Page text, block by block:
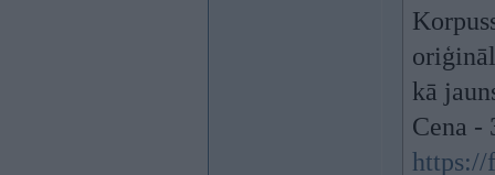
kā
Cena -